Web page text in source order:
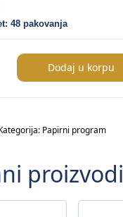
48 pakovanja
Dodaj u korpu
Papirni program
proizvodi